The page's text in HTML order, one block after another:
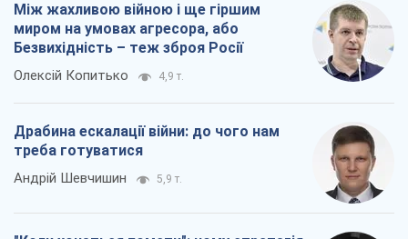
Між жахливою війною і ще гіршим
миром на умовах агресора, або
Безвихідність – теж зброя Росії
Олексій Копитько 4,9 т.
Драбина ескалації війни: до чого нам
треба готуватися
Андрій Шевчишин 5,9 т.